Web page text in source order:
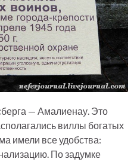
— Амалиенау. Это
виллы богатых
имели все удобства:
По задумке